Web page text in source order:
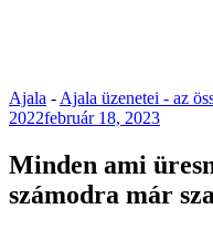
Ajala - Ajala üzenetei - az
2022február 18, 2023
Minden ami
számodra már